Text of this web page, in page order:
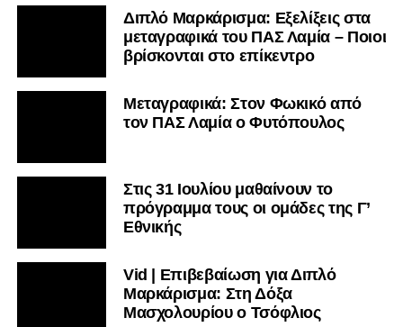
Διπλό Μαρκάρισμα: Εξελίξεις στα
μεταγραφικά του ΠΑΣ Λαμία – Ποιοι
βρίσκονται στο επίκεντρο
Μεταγραφικά: Στον Φωκικό από
τον ΠΑΣ Λαμία ο Φυτόπουλος
Στις 31 Ιουλίου μαθαίνουν το
πρόγραμμα τους οι ομάδες της Γ’
Εθνικής
Vid | Επιβεβαίωση για Διπλό
Μαρκάρισμα: Στη Δόξα
Μασχολουρίου ο Τσόφλιος